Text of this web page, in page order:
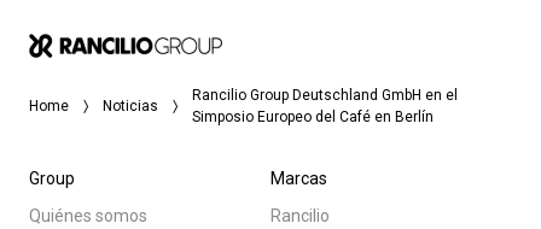
Home Noticias
Rancilio Group Deutschland GmbH en el
Simposio Europeo del Café en Berlín
Group
Quiénes somos
Marcas
Rancilio